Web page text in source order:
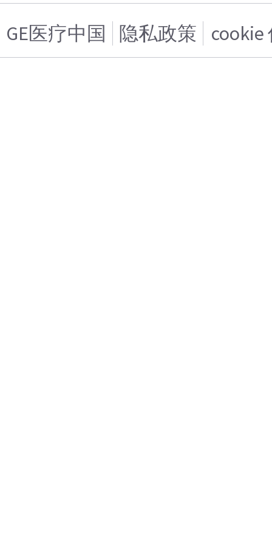
GE医疗中国 隐私政策 cookie